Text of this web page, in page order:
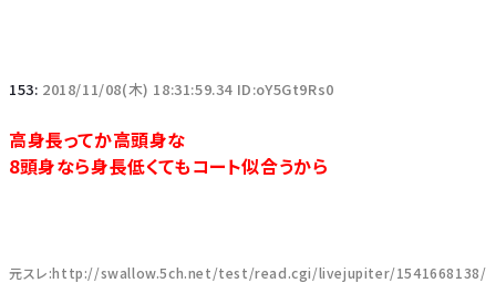
153: 2018/11/08(木) 18:31:59.34 ID:oY5Gt9Rs0
高身長ってか高頭身な
8頭身なら身長低くてもコート似合うから
元スレ:http://swallow.5ch.net/test/read.cgi/livejupiter/1541668138/